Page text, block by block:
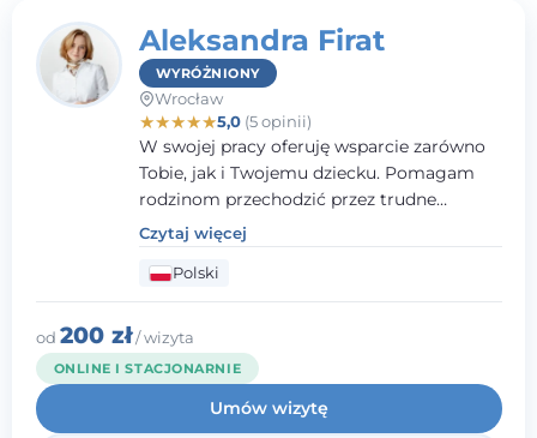
Aleksandra Firat
WYRÓŻNIONY
Wrocław
★★★★★5,0(5 opinii)
W swojej pracy oferuję wsparcie zarówno
Tobie, jak i Twojemu dziecku. Pomagam
rodzinom przechodzić przez trudne
momenty, opierając współpracę na
wzajemnym zaufaniu i otwartej
komunikacji. Posiadam doświadczenie w
pracy z dziećmi i młodzieżą mierzącymi się
z różnorodnymi trudnościami
emocjonalnymi oraz rozwojowymi.
Czytaj więcej
Polski
od 200 zł/ wizyta
ONLINE I STACJONARNIE
Umów wizytę